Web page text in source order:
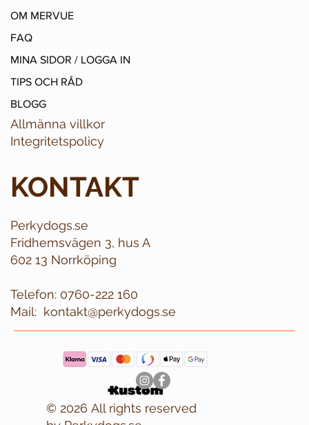
OM MERVUE
FAQ
MINA SIDOR / LOGGA IN
TIPS OCH RÅD
BLOGG
Allmänna villkor
Integritetspolicy
KONTAKT
Perkydogs.se
Fridhemsvägen 3, hus A
602 13 Norrköping
Telefon: 0760-222 160
kontakt@perkydogs.se
Mail:
© 2026 All rights reserved